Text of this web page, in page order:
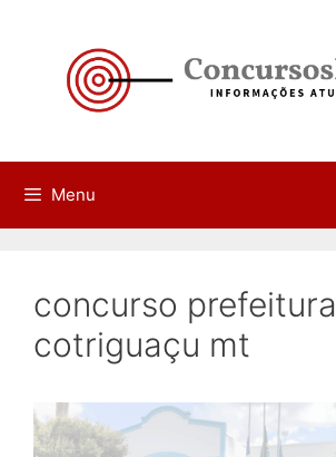
conteúdo
Menu
concurso prefeitura
cotriguaçu mt